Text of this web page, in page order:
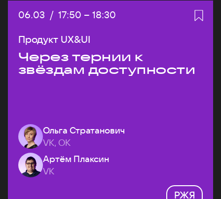
Дата:
06.03 / Начало:
17:50 – Конец:
18:30
Продукт UX&UI
Через тернии к
звёздам доступности
Ольга Стратанович
VK, ОК
Артём Плаксин
VK
РЖЯ